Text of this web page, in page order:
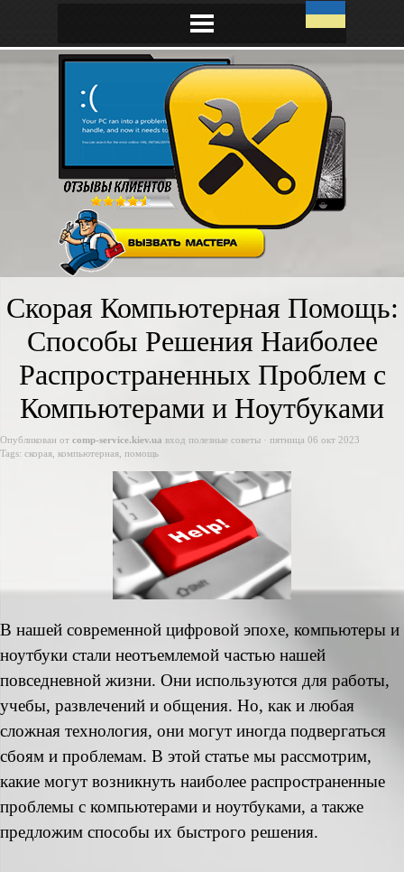
Скорая Компьютерная Помощь:
Способы Решения Наиболее
Распространенных Проблем с
Компьютерами и Ноутбуками
Опубликован от comp-service.kiev.ua вход полезные советы · пятница 06 окт 2023
Tags: скорая компьютерная помощь
В нашей современной цифровой эпохе, компьютеры и
ноутбуки стали неотъемлемой частью нашей
повседневной жизни. Они используются для работы,
учебы, развлечений и общения. Но, как и любая
сложная технология, они могут иногда подвергаться
сбоям и проблемам. В этой статье мы рассмотрим,
какие могут возникнуть наиболее распространенные
проблемы с компьютерами и ноутбуками, а также
предложим способы их быстрого решения.